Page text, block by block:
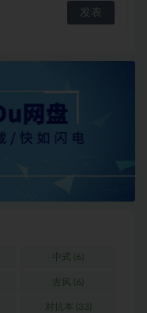
中式 (6)
古风 (6)
对抗本 (33)